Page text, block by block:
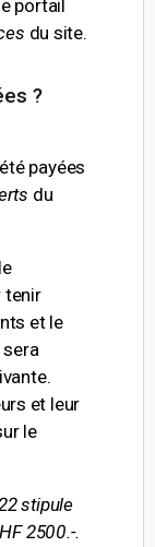
portail
du site.
?
payées
du
tenir
et le
et leur
le
stipule
2500.-.